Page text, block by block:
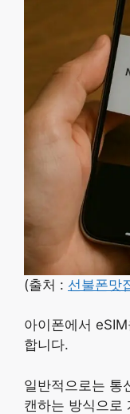
(출처 : 선불폰맛
아이폰에서
합니다.
일반적으로는 통
캔하는 방식으로